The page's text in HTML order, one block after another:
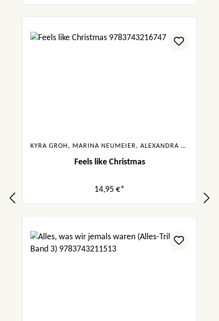
KYRA GROH, MARINA NEUMEIER, ALEXANDRA FLINT, GABRIELLA SANTOS DE LIMA, CAROLIN WAHL
Feels like Christmas
14,95 €*